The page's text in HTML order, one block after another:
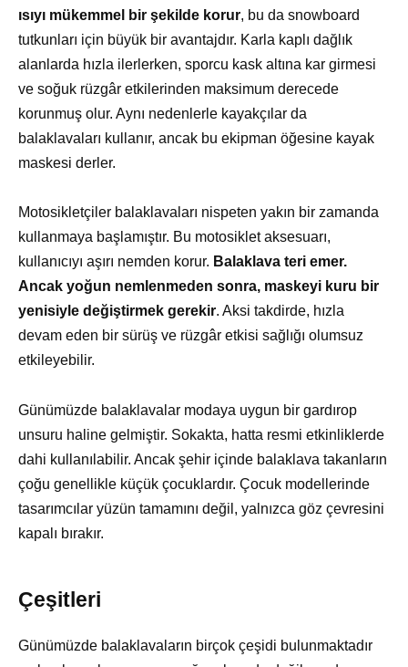
ısıyı mükemmel bir şekilde korur, bu da snowboard
tutkunları için büyük bir avantajdır. Karla kaplı dağlık
alanlarda hızla ilerlerken, sporcu kask altına kar girmesi
ve soğuk rüzgâr etkilerinden maksimum derecede
korunmuş olur. Aynı nedenlerle kayakçılar da
balaklavaları kullanır, ancak bu ekipman öğesine kayak
maskesi derler.
Motosikletçiler balaklavaları nispeten yakın bir zamanda
kullanmaya başlamıştır. Bu motosiklet aksesuarı,
kullanıcıyı aşırı nemden korur. Balaklava teri emer.
Ancak yoğun nemlenmeden sonra, maskeyi kuru bir
yenisiyle değiştirmek gerekir. Aksi takdirde, hızla
devam eden bir sürüş ve rüzgâr etkisi sağlığı olumsuz
etkileyebilir.
Günümüzde balaklavalar modaya uygun bir gardırop
unsuru haline gelmiştir. Sokakta, hatta resmi etkinliklerde
dahi kullanılabilir. Ancak şehir içinde balaklava takanların
çoğu genellikle küçük çocuklardır. Çocuk modellerinde
tasarımcılar yüzün tamamını değil, yalnızca göz çevresini
kapalı bırakır.
Çeşitleri
Günümüzde balaklavaların birçok çeşidi bulunmaktadır